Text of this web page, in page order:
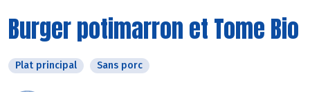
Burger potimarron et Tome Bio
Plat principal Sans porc